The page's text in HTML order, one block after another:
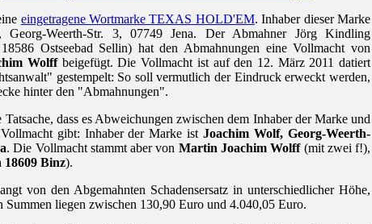
eingetragene Wortmarke TEXAS HOLD'EM. Inhaber dieser Marke
Georg-Weerth-Str. 3, 07749 Jena. Der Abmahner Jörg Kindling
Ostseebad Sellin) hat den Abmahnungen eine Vollmacht von
Wolffbeigefügt. Die Vollmacht ist auf den 12. März 2011 datiert
gestempelt: So soll vermutlich der Eindruck erweckt werden,
hinter den "Abmahnungen".
dass es Abweichungen zwischen dem Inhaber der Marke und
gibt: Inhaber der Marke istJoachim Wolf, Georg-Weerth-
. Die Vollmacht stammt aber von Martin Joachim Wolff(mit zwei f!),
Binz).
von den Abgemahnten Schadensersatz in unterschiedlicher Höhe,
Summen liegen zwischen 130,90 Euro und 4.040,05 Euro.